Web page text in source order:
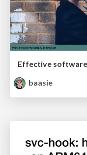
baasie